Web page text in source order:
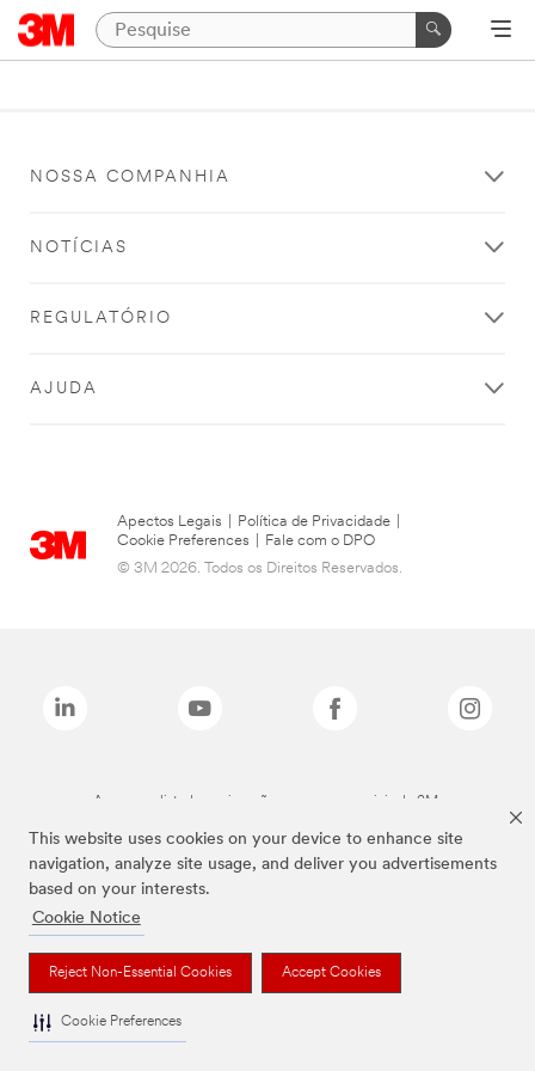
This website uses cookies on your device to enhance site
navigation, analyze site usage, and deliver you advertisements
based on your interests.
Cookie Notice
Reject Non-Essential Cookies Accept Cookies
Cookie Preferences
NOSSA COMPANHIA
NOTÍCIAS
REGULATÓRIO
AJUDA
Apectos Legais Política de Privacidade
Cookie Preferences
Fale com o DPO
© 3M 2026. Todos os Direitos Reservados.
As marcas listadas a cima são marcas comerciais da 3M.